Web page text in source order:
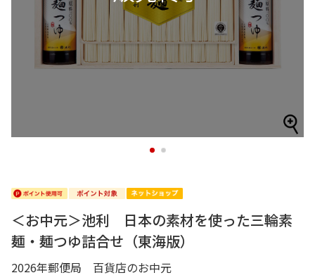
1 2
＜お中元＞池利 日本の素材を使った三輪素
麺・麺つゆ詰合せ（東海版）
2026年郵便局 百貨店のお中元